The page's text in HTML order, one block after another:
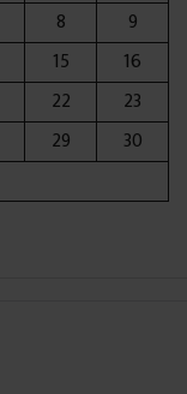
8
9
15
16
22
23
29
30